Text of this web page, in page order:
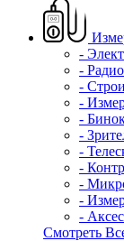
-
-
-
-
-
-
-
-
-
-
-
Смотреть